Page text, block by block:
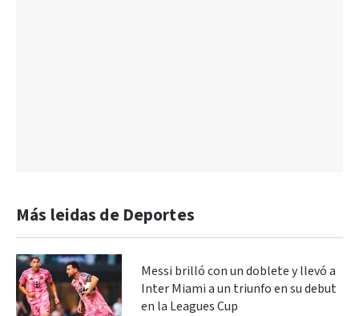
Más leidas de Deportes
Messi brilló con un doblete y llevó a
Inter Miami a un triunfo en su debut
en la Leagues Cup